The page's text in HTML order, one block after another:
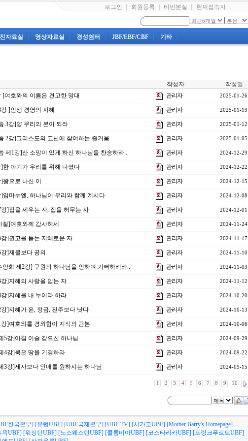
로그인 회원등록 비번분실 현재접속자
자료실 영상자료실 경성쉼터 JBF/EBF/CBF 기타
작성자 작성일
]여호와의 이름은 견고한 망대 관리자 2025-01-26
]인생 경영의 지혜 관리자 2025-01-19
3강]양 무리의 본이 되라 관리자 2025-01-12
2강]그리스도의 고난에 참여하는 즐거움 관리자 2025-01-05
제1강]산 소망이 있게 하신 하나님을 찬송하라.. 관리자 2024-12-29
]한 아기가 우리를 위해 나셨다 관리자 2024-12-22
왕으로 나신 이 관리자 2024-12-15
]임마누엘, 하나님이 우리와 함께 계시다 관리자 2024-12-08
강]집을 세우는 자, 집을 허무는 자 관리자 2024-12-01
절]여호와께 감사하세 관리자 2024-11-24
강]권고를 듣는 지혜로운 자 관리자 2024-11-17
]재물보다 공의 관리자 2024-11-10
양회 제2강] 구원의 하나님을 인하여 기뻐하리라.. 관리자 2024-11-03
강]지혜의 사랑을 입는 자 관리자 2024-11-12
강]지혜를 내 누이라 하라 관리자 2024-10-20
강]지혜가 은, 정금, 진주보다 낫다 관리자 2024-10-13
강]여호와를 경외함이 지식의 근본 관리자 2024-10-06
5강]아침 이슬 같으신 하나님 관리자 2024-09-29
4강]묵은 땅을 기경하라 관리자 2024-09-22
3강]제사보다 인애를 원하시는 하나님 관리자 2024-09-15
1 2 3 4 5 6 7 8 9 10
한국본부] [유럽UBF] [UBF국제본부] [UBF TV] [시카고UBF] [Mother Barry's Homepage]
욕UBF] [워싱턴UBF] [노스웨스턴UBF] [콜롬비아UBF] [코스타리카UBF] [프랑크푸르트UBF]